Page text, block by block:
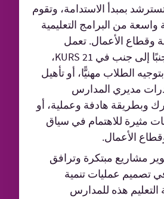
بمبدأ الاستدامة، وتقوم
من البرامج التعليمية
وقطاع الأعمال. تعمل
المدارس والشركات جنبًا إلى جنب في KURS 21،
الطلاب مهنيًّا، أو تأهيل
مديري المدارس
وبطريقة هادفة وعملية، أو
مثيرة للاهتمام في سياق
الأعمال.
21» بتطوير مشاريع مبتكرة وترافق
تصميم عمليات تنمية
هذه للمدارس